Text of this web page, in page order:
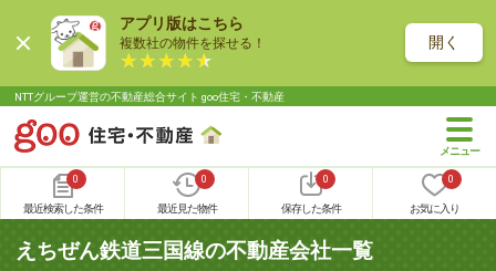
アプリ版はこちら
複数社の物件を探せる！ 開く
NTTグループ運営の不動産総合サイト goo住宅・不動産
0
最近検索した条件
0
最近見た物件
0
保存した条件
0
お気に入り
えちぜん鉄道三国線の不動産会社一覧